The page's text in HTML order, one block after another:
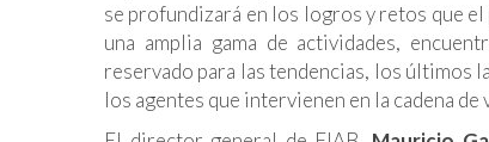
se profundizará en los logros y retos que
una amplia gama de actividades,
reservado para las tendencias, los últimos
los agentes que intervienen en la cadena